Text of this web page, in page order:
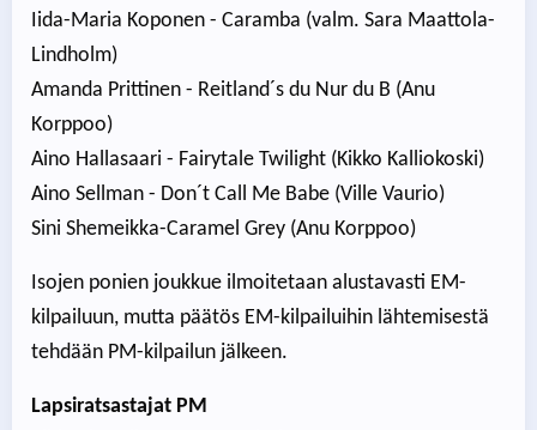
Iida-Maria Koponen - Caramba (valm. Sara Maattola-
Lindholm)
Amanda Prittinen - Reitland´s du Nur du B (Anu
Korppoo)
Aino Hallasaari - Fairytale Twilight (Kikko Kalliokoski)
Aino Sellman - Don´t Call Me Babe (Ville Vaurio)
Sini Shemeikka-Caramel Grey (Anu Korppoo)
Isojen ponien joukkue ilmoitetaan alustavasti EM-
kilpailuun, mutta päätös EM-kilpailuihin lähtemisestä
tehdään PM-kilpailun jälkeen.
Lapsiratsastajat PM